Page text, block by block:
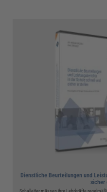
Dienstliche Beurteilungen und
sicher